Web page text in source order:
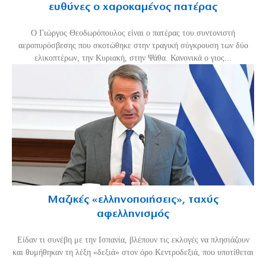
ευθύνες ο χαροκαμένος πατέρας
Ο Γιώργος Θεοδωρόπουλος είναι ο πατέρας του συντονιστή
αεροπυρόσβεσης που σκοτώθηκε στην τραγική σύγκρουση των δύο
ελικοπτέρων, την Κυριακή, στην Ψάθα. Κανονικά ο γιος...
Μαζικές «ελληνοποιήσεις», ταχύς
αφελληνισμός
Είδαν τι συνέβη με την Ισπανία, βλέπουν τις εκλογές να πλησιάζουν
και θυμήθηκαν τη λέξη «δεξιά» στον όρο Κεντροδεξιά, που υποτίθεται